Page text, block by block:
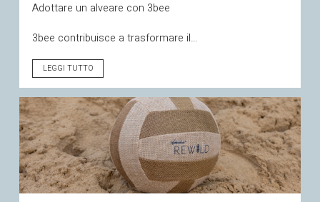
Adottare un alveare con 3bee
3bee contribuisce a trasformare il…
LEGGI TUTTO